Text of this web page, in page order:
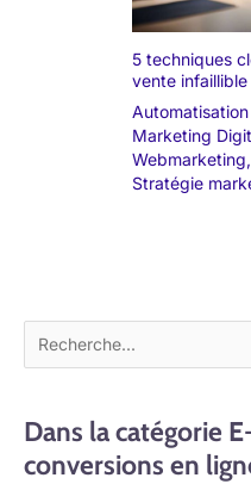
5 techniques
vente
Marketing
Webmarketing,
Stratégie
Dans la catégorie
conversions en